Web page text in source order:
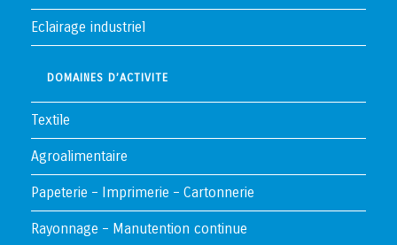
Eclairage industriel
DOMAINES D’ACTIVITE
Textile
Agroalimentaire
Papeterie – Imprimerie – Cartonnerie
Rayonnage – Manutention continue